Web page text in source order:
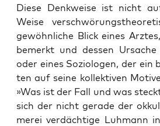
Die­se Denk­wei­se ist nicht
Wei­se
gewöhn­li­che Blick eines
bemerkt und des­sen
oder eines Sozio­lo­gen, der
ten auf sei­ne kol­lek­ti­ven
»Was ist der Fall und was
sich der nicht gera­de der
me­rei ver­däch­ti­ge Luh­mann